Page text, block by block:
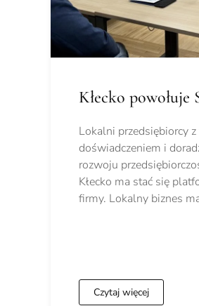
Kłecko powołuje
Lokalni przedsiębiorcy
doświadczeniem i
rozwoju
Kłecko ma stać się
firmy. Lokalny biznes
Czytaj więcej